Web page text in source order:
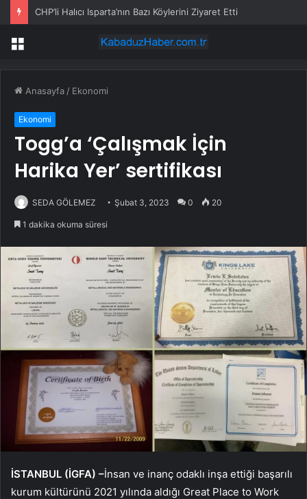
CHP’li Halıcı Isparta’nın Bazı Köylerini Ziyaret Etti
Menü
Anasayfa / Ekonomi
Ekonomi
Togg’a ‘Çalışmak İçin
Harika Yer’ sertifikası
SEDA GÖLEMEZ Şubat 3, 2023 0 20
1 dakika okuma süresi
İSTANBUL (İGFA) –İnsan ve inanç odaklı inşa ettiği başarılı
kurum kültürünü 2021 yılında aldığı Great Place to Work